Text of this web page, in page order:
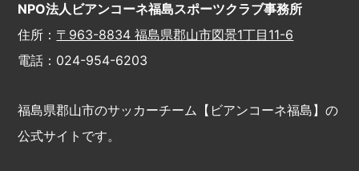
NPO法人ビアンコーネ福島スポーツクラブ事務所
住所： 〒963-8834 福島県郡山市図景1丁目11-6
電話：024-954-6203
福島県郡山市のサッカーチーム【ビアンコーネ福島】の
公式サイトです。